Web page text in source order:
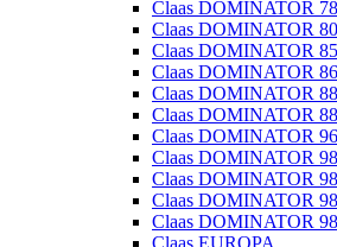
Claas DOMINATOR
Claas DOMINATOR 80
Claas DOMINATOR 85
Claas DOMINATOR 86
Claas DOMINATOR 88
Claas DOMINATOR
Claas DOMINATOR 96
Claas DOMINATOR 98
Claas DOMINATOR
Claas DOMINATOR
Claas DOMINATOR
Claas EUROPA